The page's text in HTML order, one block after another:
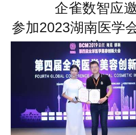
企雀数智应
参加2023湖南医学
议